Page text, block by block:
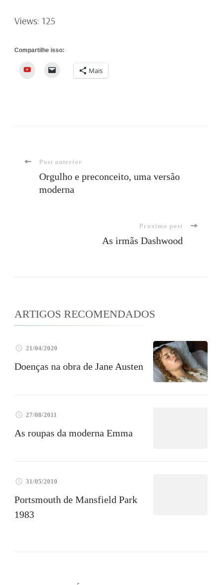
Views: 125
Compartilhe isso:
YouTube Mais
Navegação
Post anterior
Orgulho e preconceito, uma versão
moderna
Próximo post
As irmãs Dashwood
ARTIGOS RECOMENDADOS
21/04/2020
Doenças na obra de Jane Austen
27/08/2011
As roupas da moderna Emma
31/05/2010
Portsmouth de Mansfield Park
1983